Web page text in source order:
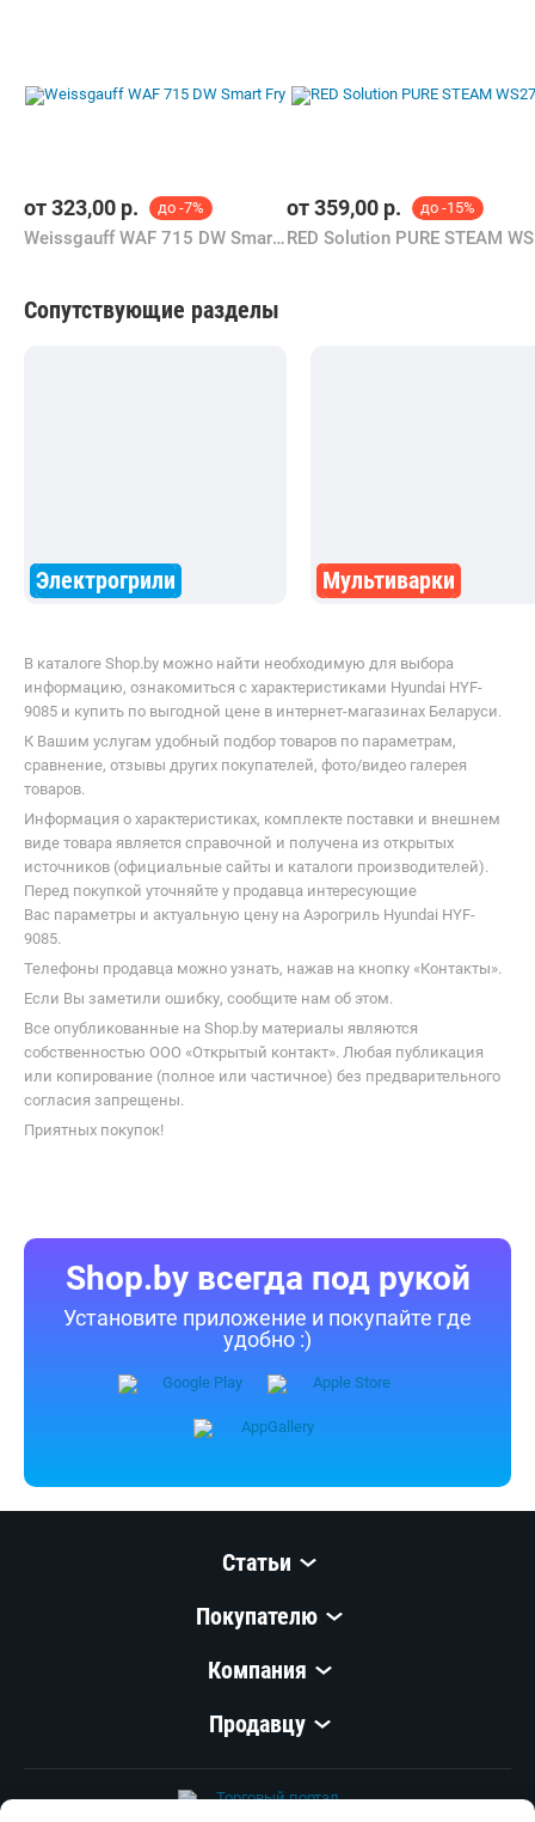
от323,00 р. до -7%
Weissgauff WAF 715 DW Smart Fry
от359,00 р. до -15%
Сопутствующие разделы
Электрогрили Мультиварки
В каталоге Shop.by можно найти необходимую для выбора
информацию, ознакомиться с характеристиками Hyundai HYF-
9085 и купить по выгодной цене в интернет-магазинах Беларуси.
К Вашим услугам удобный подбор товаров по параметрам,
сравнение, отзывы других покупателей, фото/видео галерея
товаров.
Информация о характеристиках, комплекте поставки и внешнем
виде товара является справочной и получена из открытых
источников (официальные сайты и каталоги производителей).
Перед покупкой уточняйте у продавца интересующие
Вас параметры и актуальную цену на Аэрогриль Hyundai HYF-
9085.
Телефоны продавца можно узнать, нажав на кнопку «Контакты».
Если Вы заметили ошибку, сообщите нам об этом.
Все опубликованные на Shop.by материалы являются
собственностью ООО «Открытый контакт». Любая публикация
или копирование (полное или частичное) без предварительного
согласия запрещены.
Приятных покупок!
Shop.by всегда под рукой
Установите приложение и покупайте где
удобно :)
Статьи
Покупателю
Компания
Продавцу